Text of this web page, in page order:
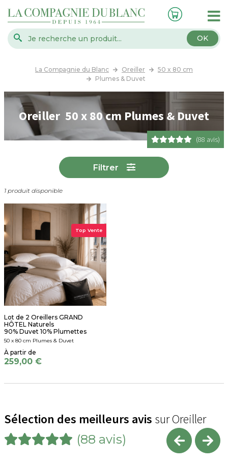
OK
La Compagnie du Blanc Oreiller
50 x 80 cm
Plumes & Duvet
Oreiller 50 x 80 cm Plumes & Duvet
(88 avis)
Filtrer
1 produit disponible
Top Vente
Lot de 2 Oreillers GRAND
HÔTEL Naturels
90% Duvet 10% Plumettes
50 x 80 cm Plumes & Duvet
259,00 €
Sélection des meilleurs avis sur Oreiller
(88 avis)